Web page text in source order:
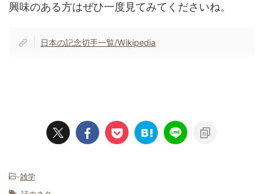
興味のある方はぜひ一度見てみてくださいね。
日本の記念切手一覧/Wikipedia
-雑学